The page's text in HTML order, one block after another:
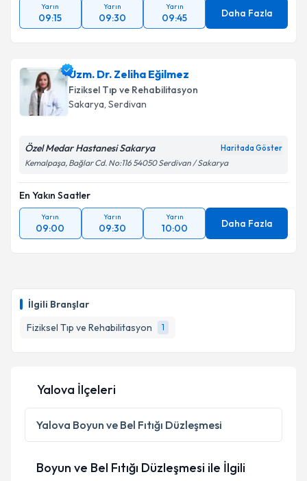
İlgili Branşlar
Fiziksel Tıp ve Rehabilitasyon
1
Takvim Talebini Gönder
Yarın
09:15
Yarın
09:30
Yarın
09:45 Daha Fazla
Uzm. Dr. Zeliha Eğilmez
Fiziksel Tıp ve Rehabilitasyon
Sakarya, Serdivan
Özel Medar Hastanesi Sakarya Haritada Göster
Kemalpaşa, Bağlar Cd. No:116 54050 Serdivan / Sakarya
En Yakın Saatler
Yarın
09:00
Yarın
09:30
Yarın
10:00 Daha Fazla
Yalova İlçeleri
Yalova Boyun ve Bel Fıtığı Düzleşmesi
Boyun ve Bel Fıtığı Düzleşmesi ile İlgili